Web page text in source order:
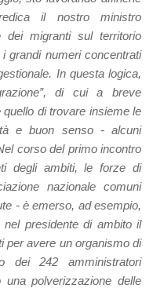
il nostro ministro
dei migranti sul territorio
grandi numeri concentrati
In questa logica,
di cui a breve
quello di trovare insieme le
e buon senso - alcuni
corso del primo incontro
degli ambiti, le forze di
nazionale comuni
- è emerso, ad esempio,
presidente di ambito il
per avere un organismo di
dei 242 amministratori
una polverizzazione delle